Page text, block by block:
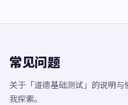
常见问题
关于「道德基础测试」的说明
我探索。